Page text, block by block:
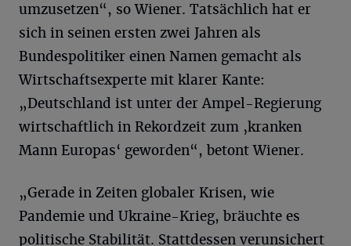
umzusetzen“, so Wiener. Tatsächlich hat er
sich in seinen ersten zwei Jahren als
Bundespolitiker einen Namen gemacht als
Wirtschaftsexperte mit klarer Kante:
„Deutschland ist unter der Ampel-Regierung
wirtschaftlich in Rekordzeit zum ‚kranken
Mann Europas‘ geworden“, betont Wiener.
„Gerade in Zeiten globaler Krisen, wie
Pandemie und Ukraine-Krieg, bräuchte es
politische Stabilität. Stattdessen verunsichert